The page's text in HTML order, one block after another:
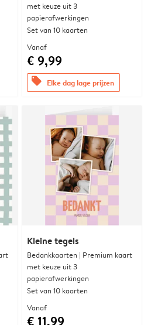
met keuze uit 3
papierafwerkingen
Set van 10 kaarten
Vanaf
€ 9,99
offers Elke dag lage prijzen
Kleine tegels
Bedankkaarten | Premium kaart
met keuze uit 3
papierafwerkingen
Set van 10 kaarten
Vanaf
€ 11,99